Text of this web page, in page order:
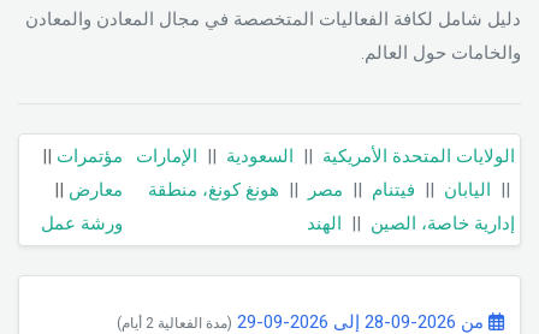
دليل شامل لكافة الفعاليات المتخصصة في مجال المعادن والمعادن
والخامات حول العالم.
الولايات المتحدة الأمريكية || السعودية || الإمارات
|| اليابان || فيتنام || مصر || هونغ كونغ، منطقة
إدارية خاصة، الصين || الهند
مؤتمرات ||
معارض ||
ورشة عمل
من 2026-09-28 إلى 2026-09-29 (مدة الفعالية 2 أيام)